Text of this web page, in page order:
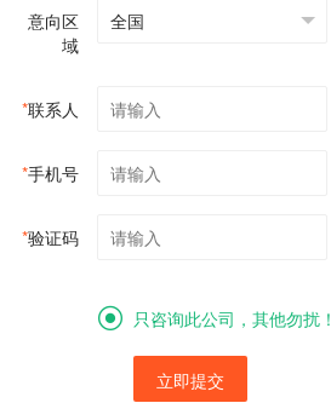
意向区
域
*联系人
*手机号
*验证码
只咨询此公司，其他勿扰！
立即提交